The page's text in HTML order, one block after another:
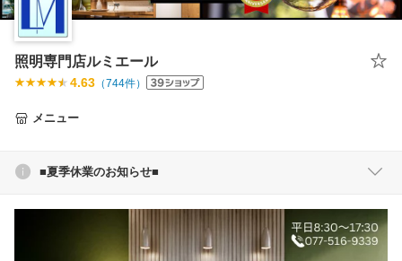
照明専門店ルミエール
4.63 （744件）
メニュー
■夏季休業のお知らせ■